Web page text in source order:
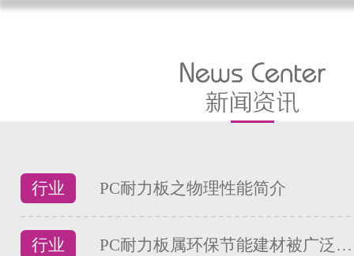
行业 PC耐力板之物理性能简介
行业 PC耐力板属环保节能建材被广泛…